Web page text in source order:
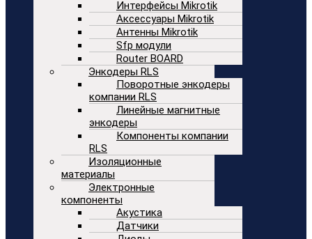
Интерфейсы Mikrotik
Аксессуары Mikrotik
Антенны Mikrotik
Sfp модули
Router BOARD
Энкодеры RLS
Поворотные энкодеры
компании RLS
Линейные магнитные
энкодеры
Компоненты компании
RLS
Изоляционные
материалы
Электронные
компоненты
Акустика
Датчики